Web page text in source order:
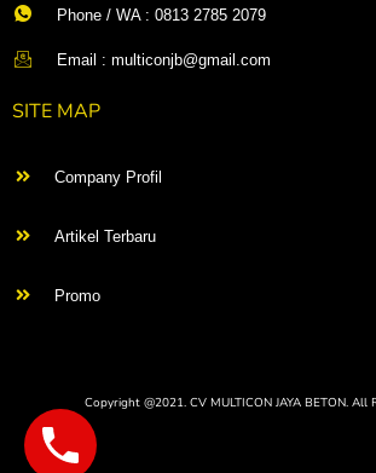
Phone / WA : 0813 2785 2079
Email : multiconjb@gmail.com
SITE MAP
Company Profil
Artikel Terbaru
Promo
Copyright @2021. CV MULTICON JAYA BETON. All